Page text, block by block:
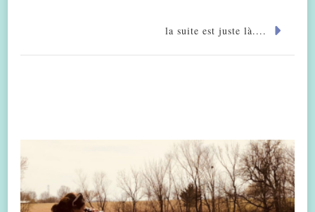
la suite est juste là....